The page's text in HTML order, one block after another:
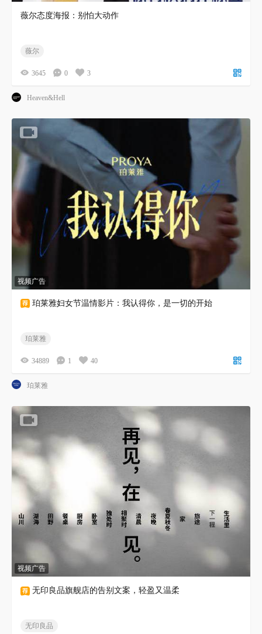
薇尔态度海报：别怕大动作
薇尔
3645 0 3
Heaven&Hell
视频广告
珀莱雅妇女节温情影片：我认得你，是一切的开始
珀莱雅
34889 1 40
珀莱雅
视频广告
无印良品旗舰店的告别文案，轻盈又温柔
无印良品